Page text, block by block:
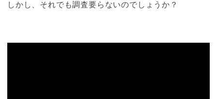
しかし、それでも調査要らないのでしょうか？